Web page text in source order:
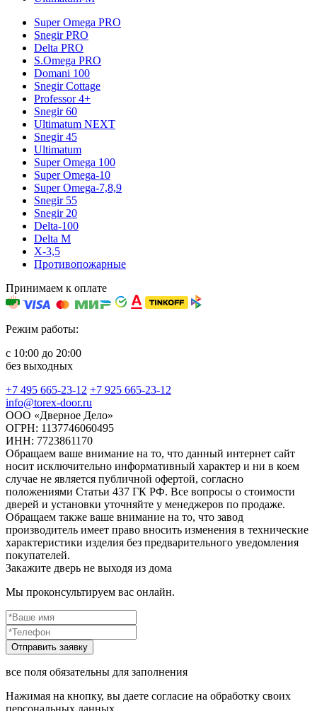
Super Omega PRO
Snegir PRO
Delta PRO
S.Omega PRO
Domani 100
Snegir Cottage
Professor 4+
Snegir 60
Ultimatum NEXT
Snegir 45
Ultimatum
Super Omega 100
Super Omega-10
Super Omega-7,8,9
Snegir 55
Snegir 20
Delta-100
Delta M
X-3,5
Противопожарные
Принимаем к оплате
Режим работы:
с 10:00 до 20:00
без выходных
+7 495 665-23-12 +7 925 665-23-12
info@torex-door.ru
ООО «Дверное Дело»
ОГРН: 1137746060495
ИНН: 7723861170
Обращаем ваше внимание на то, что данный интернет сайт
носит исключительно информативный характер и ни в коем
случае не является публичной офертой, согласно
положениями Статьи 437 ГК РФ. Все вопросы о стоимости
дверей и установки уточняйте у менеджеров по продаже.
Обращаем также ваше внимание на то, что завод
производитель имеет право вносить изменения в технические
характеристики изделия без предварительного уведомления
покупателей.
Закажите дверь не выходя из дома
Мы проконсультируем вас онлайн.
все поля обязательны для заполнения
Нажимая на кнопку, вы даете согласие на обработку своих
персональных данных